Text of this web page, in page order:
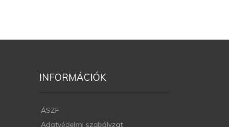
INFORMÁCIÓK
ÁSZF
Adatvédelmi szabályzat